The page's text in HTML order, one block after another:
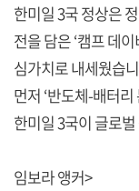
한미일 3국 정상은
전을 담은 ‘캠프 데
심가치로 내세웠습
먼저 ‘반도체-배터
한미일 3국이 글로
임보라 앵커>